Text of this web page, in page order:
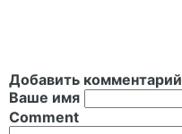
Добавить комментарий
Ваше имя
Comment